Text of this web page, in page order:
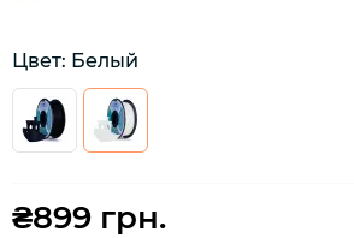
Цвет: Белый
₴899 грн.